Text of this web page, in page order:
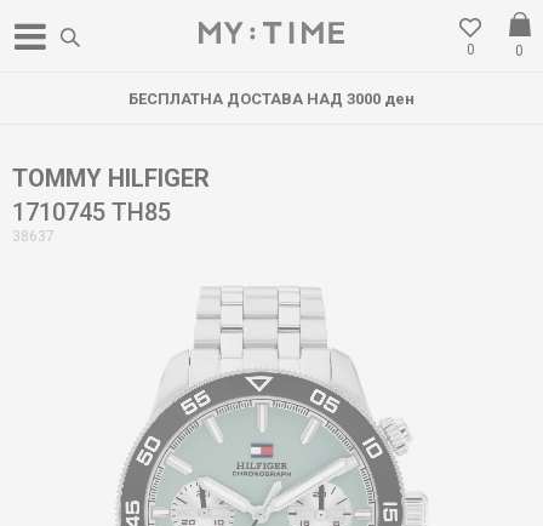
0
0
БЕСПЛАТНА ДОСТАВА НАД 3000 ден
TOMMY HILFIGER
1710745 TH85
38637